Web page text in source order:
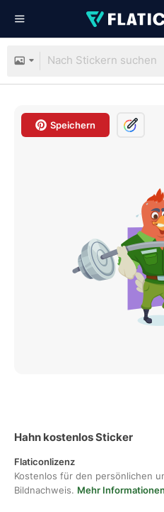
Speichern
Hahn kostenlos Sticker
Flaticonlizenz
Kostenlos für den persönlichen
Bildnachweis. Mehr Informationen